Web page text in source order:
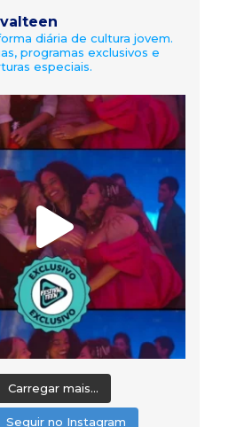
diária de cultura jovem.
programas exclusivos e
especiais.
Carregar mais...
Seguir no Instagram